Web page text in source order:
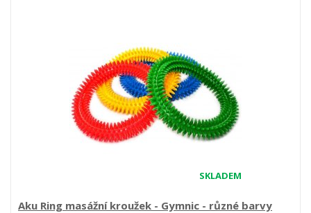
SKLADEM
Aku Ring masážní kroužek - Gymnic - různé barvy